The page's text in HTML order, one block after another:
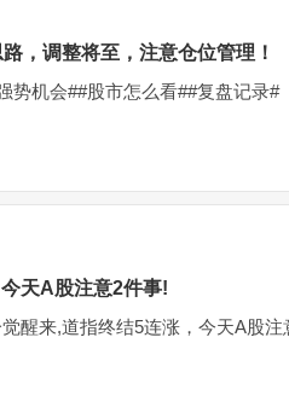
，调整将至，注意仓位管理！
势机会##股市怎么看##复盘记录#
天A股注意2件事!
醒来,道指终结5连涨，今天A股注